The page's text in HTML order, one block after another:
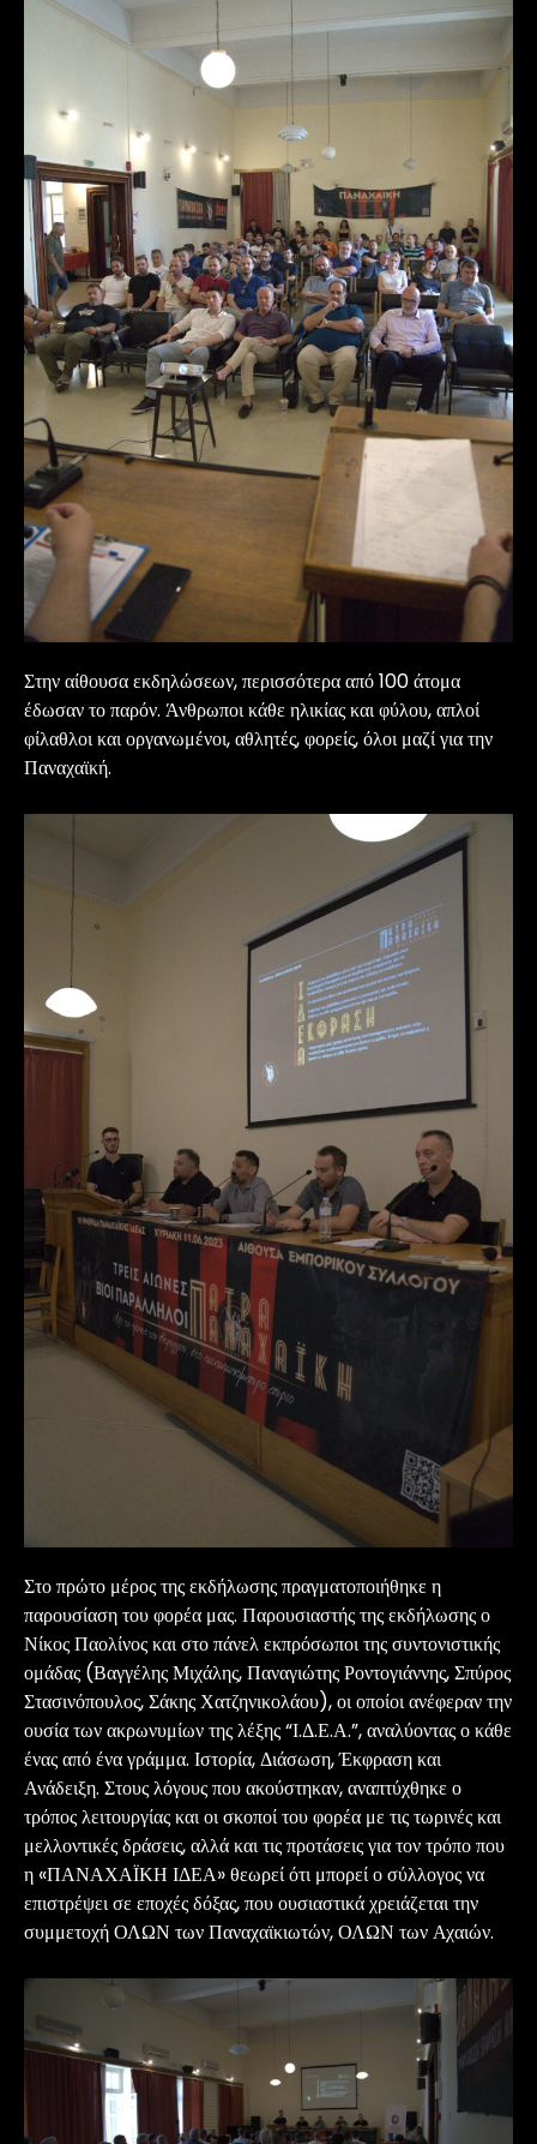
Στην αίθουσα εκδηλώσεων, περισσότερα από 100 άτομα
έδωσαν το παρόν. Άνθρωποι κάθε ηλικίας και φύλου, απλοί
φίλαθλοι και οργανωμένοι, αθλητές, φορείς, όλοι μαζί για την
Παναχαϊκή.
Στο πρώτο μέρος της εκδήλωσης πραγματοποιήθηκε η
παρουσίαση του φορέα μας. Παρουσιαστής της εκδήλωσης ο
Νίκος Παολίνος και στο πάνελ εκπρόσωποι της συντονιστικής
ομάδας (Βαγγέλης Μιχάλης, Παναγιώτης Ροντογιάννης, Σπύρος
Στασινόπουλος, Σάκης Χατζηνικολάου), οι οποίοι ανέφεραν την
ουσία των ακρωνυμίων της λέξης “Ι.Δ.Ε.Α.”, αναλύοντας ο κάθε
ένας από ένα γράμμα. Ιστορία, Διάσωση, Έκφραση και
Ανάδειξη. Στους λόγους που ακούστηκαν, αναπτύχθηκε ο
τρόπος λειτουργίας και οι σκοποί του φορέα με τις τωρινές και
μελλοντικές δράσεις, αλλά και τις προτάσεις για τον τρόπο που
η «ΠΑΝΑΧΑΪΚΗ ΙΔΕΑ» θεωρεί ότι μπορεί ο σύλλογος να
επιστρέψει σε εποχές δόξας, που ουσιαστικά χρειάζεται την
συμμετοχή ΟΛΩΝ των Παναχαϊκιωτών, ΟΛΩΝ των Αχαιών.